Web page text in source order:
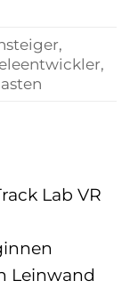
Lab VR
Leinwand